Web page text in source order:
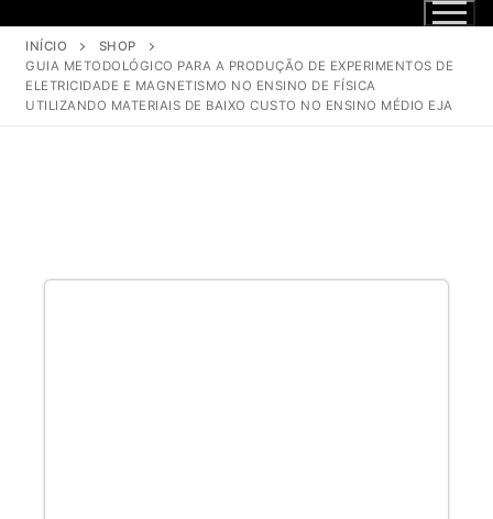
INÍCIO
SHOP
GUIA METODOLÓGICO PARA A PRODUÇÃO DE EXPERIMENTOS DE
ELETRICIDADE E MAGNETISMO NO ENSINO DE FÍSICA
UTILIZANDO MATERIAIS DE BAIXO CUSTO NO ENSINO MÉDIO EJA